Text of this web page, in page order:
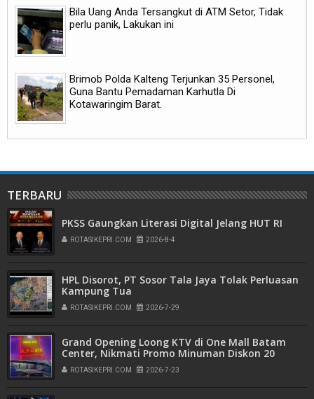
Bila Uang Anda Tersangkut di ATM Setor, Tidak
perlu panik, Lakukan ini
Brimob Polda Kalteng Terjunkan 35 Personel,
Guna Bantu Pemadaman Karhutla Di
Kotawaringim Barat.
TERBARU
PKSS Gaungkan Literasi Digital Jelang HUT RI
ROTASIKEPRI.COM 2026-8-4
HPL Disorot, PT Sosor Tala Jaya Tolak Perluasan
Kampung Tua
ROTASIKEPRI.COM 2026-7-29
Grand Opening Loong KTV di One Mall Batam
Center, Nikmati Promo Minuman Diskon 20
Persen
ROTASIKEPRI.COM 2026-7-23